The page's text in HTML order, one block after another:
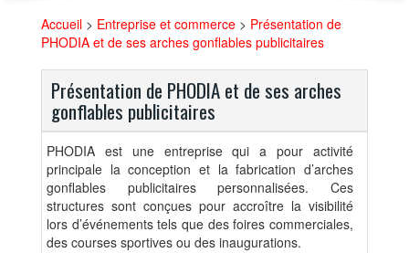
Accueil > Entreprise et commerce > Présentation de
PHODIA et de ses arches gonflables publicitaires
Présentation de PHODIA et de ses arches
gonflables publicitaires
PHODIA est une entreprise qui a pour activité
principale la conception et la fabrication d’arches
gonflables publicitaires personnalisées. Ces
structures sont conçues pour accroître la visibilité
lors d’événements tels que des foires commerciales,
des courses sportives ou des inaugurations.